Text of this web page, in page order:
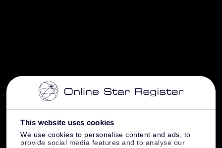
This website uses cookies
We use cookies to personalise content and ads, to
provide social media features and to analyse our